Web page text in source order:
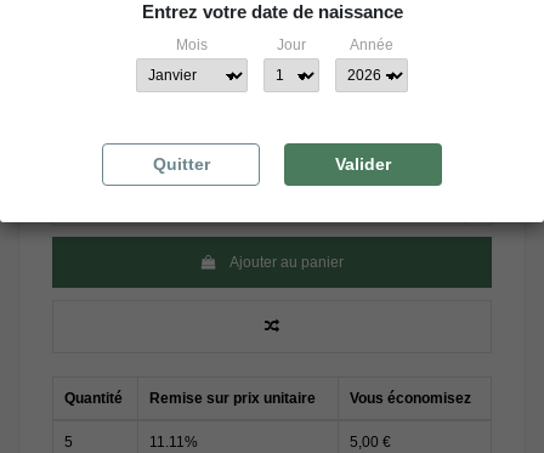
Banane – Tropicale – Kush
Ajouter au panier
Quantité Remise sur prix unitaire Vous économisez
5 11.11% 5,00 €
Entrez votre date de naissance
Mois Jour Année
Quitter Valider